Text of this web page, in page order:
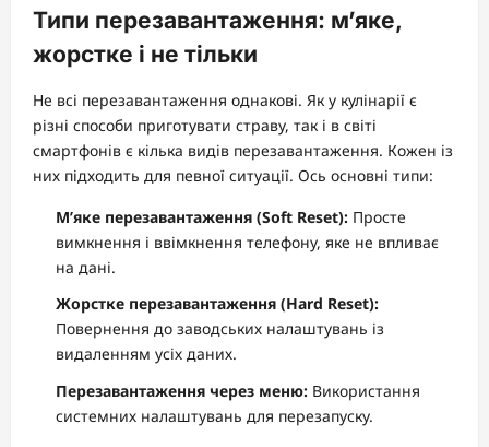
Типи перезавантаження: м’яке,
жорстке і не тільки
Не всі перезавантаження однакові. Як у кулінарії є
різні способи приготувати страву, так і в світі
смартфонів є кілька видів перезавантаження. Кожен із
них підходить для певної ситуації. Ось основні типи:
М’яке перезавантаження (Soft Reset): Просте
вимкнення і ввімкнення телефону, яке не впливає
на дані.
Жорстке перезавантаження (Hard Reset):
Повернення до заводських налаштувань із
видаленням усіх даних.
Перезавантаження через меню: Використання
системних налаштувань для перезапуску.